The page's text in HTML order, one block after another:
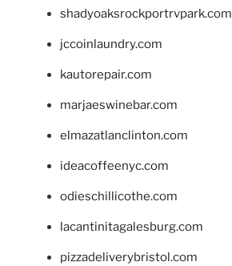
shadyoaksrockportrvpark.com
jccoinlaundry.com
kautorepair.com
marjaeswinebar.com
elmazatlanclinton.com
ideacoffeenyc.com
odieschillicothe.com
lacantinitagalesburg.com
pizzadeliverybristol.com